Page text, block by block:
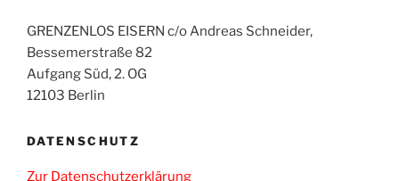
GRENZENLOS EISERN c/o Andreas Schneider,
Bessemerstraße 82
Aufgang Süd, 2. OG
12103 Berlin
DATENSCHUTZ
Zur Datenschutzerklärung